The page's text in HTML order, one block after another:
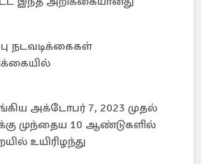
நடவடிக்கைகள்
அக்டோபர் 7, 2023 முதல்
முந்தைய 10 ஆண்டுகளில்
உயிரிழந்து